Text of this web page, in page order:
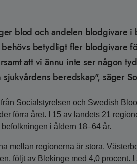
blod och andelen blodgivare
behövs betydligt fler blodgivare
att vi ännu inte ser någon
sjukvårdens beredskap", säger
från Socialstyrelsen och Swedish
förra året. I 15 av landets 21
befolkningen i åldern 18–64 år.
mellan regionerna är stora.
följt av Blekinge med 4,0 procent.